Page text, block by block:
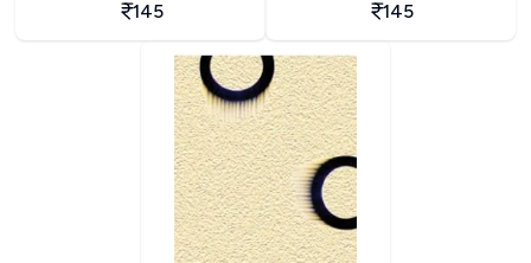
145
145